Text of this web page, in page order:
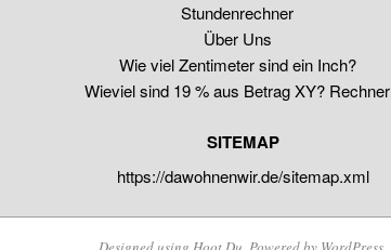
Stundenrechner
Über Uns
Wie viel Zentimeter sind ein Inch?
Wieviel sind 19 % aus Betrag XY? Rechner
SITEMAP
https://dawohnenwir.de/sitemap.xml